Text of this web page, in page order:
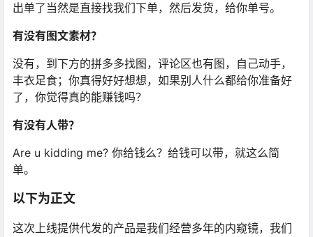
出单了当然是直接找我们下单，然后发货，给你单号。
有没有图文素材？
没有，到下方的拼多多找图，评论区也有图，自己动手，
丰衣足食；你真得好好想想，如果别人什么都给你准备好
了，你觉得真的能赚钱吗？
有没有人带？
Are u kidding me? 你给钱么？给钱可以带，就这么简
单。
以下为正文
这次上线提供代发的产品是我们经营多年的内窥镜，我们